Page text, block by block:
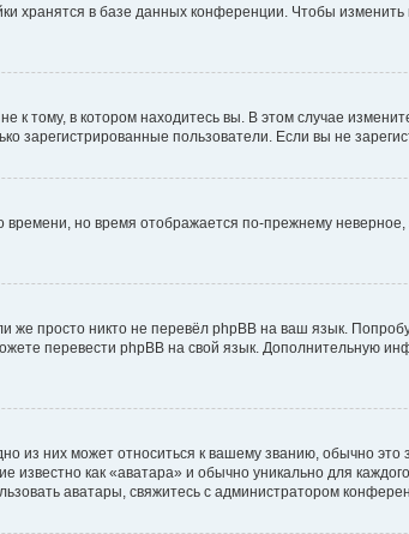
хранятся в базе данных конференции. Чтобы
к тому, в котором находитесь вы. В этом случае
зарегистрированные пользователи. Если вы не
времени, но время отображается по-прежнему
просто никто не перевёл phpBB на ваш язык.
перевести phpBB на свой язык. Дополнительную
из них может относиться к вашему званию, обычно
как «аватара» и обычно уникально для
аватары, свяжитесь с администратором